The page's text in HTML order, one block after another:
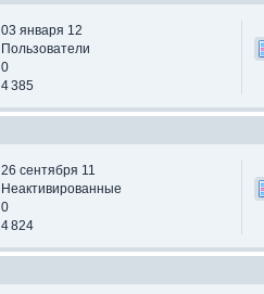
03 января 12
Пользователи
0
4 385
26 сентября 11
Неактивированные
0
4 824